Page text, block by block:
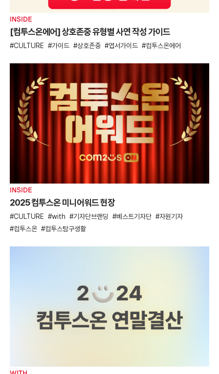
INSIDE
[컴투스온에어] 상호존중 유형별 사연 작성 가이드
CULTURE 가이드 상호존중 엽서가이드 컴투스온에어
INSIDE
2025 컴투스온 미니어워드 현장
CULTURE with 기자단브랜딩 베스트기자단
자원기자
컴투스온
컴투스탐구생활